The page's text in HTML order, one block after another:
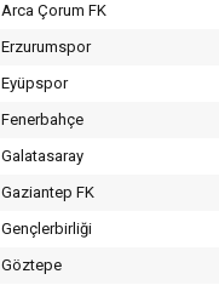
Arca Çorum FK
Erzurumspor
Eyüpspor
Fenerbahçe
Galatasaray
Gaziantep FK
Gençlerbirliği
Göztepe